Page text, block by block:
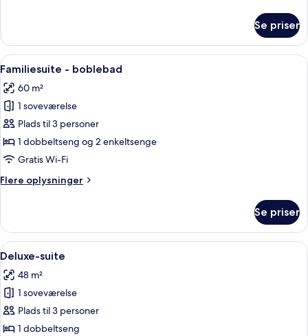
værelse
Se priser
Indlæs
alle
billeder
af
Familiesuite
-
boblebad
Familiesuite - boblebad | Gratis
7
Familiesuite - boblebad
60 m²
1 soveværelse
Plads til 3 personer
1 dobbeltseng og 2 enkeltsenge
Gratis Wi-Fi
Flere oplysninger
Flere
-
boblebad
Se priser
Indlæs
alle
billeder
af
Deluxe-
suite
Deluxe-suite | Gratis minibar,
5
Deluxe-suite
48 m²
1 soveværelse
Plads til 3 personer
1 dobbeltseng